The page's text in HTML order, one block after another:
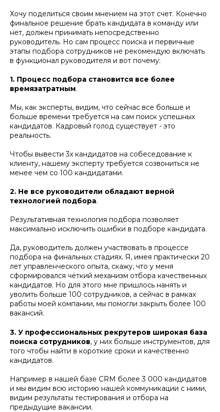
Хочу поделиться своим мнением на этот счет. Конечно
финальное решение брать кандидата в команду или
нет, должен принимать непосредственно
руководитель. Но сам процесс поиска и первичные
этапы подбора сотрудников не рекомендую включать
в функционал руководителя и вот почему:
1. Процесс подбора становится все более
времязатратным.
Мы, как эксперты, видим, что сейчас все больше и
больше времени требуется на сам поиск успешных
кандидатов. Кадровый голод существует - это
реальность.
Чтобы вывести 3х кандидатов на собеседование к
клиенту, нашему эксперту требуется созвониться не
менее чем со 100 кандидатами.
2. Не все руководители обладают верной
технологией подбора.
Результативная технология подбора позволяет
максимально исключить ошибки в подборе кандидата.
Да, руководитель должен участвовать в процессе
подбора на финальных стадиях. Я, имея практически 20
лет управленческого опыта, скажу, что у меня
сформировался чёткий механизм отбора качественных
кандидатов. Но для этого мне пришлось нанять и
уволить больше 100 сотрудников, а сейчас в рамках
работы моей компании, мы помогли закрыть более 100
вакансий.
3. У профессиональных рекрутеров широкая база
поиска сотрудников, у них больше инструментов, для
того чтобы найти в короткие сроки и качественно
кандидатов.
Например в нашей базе CRM более 3 000 кандидатов
и мы видим всю историю нашей коммуникации с ними,
видим результаты тестирования и отбора на
предыдущие вакансии.